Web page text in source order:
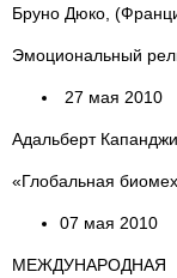
Бруно Дюко,
Эмоциональный
27 мая 2010
Адальберт
«Глобальная
07 мая 2010